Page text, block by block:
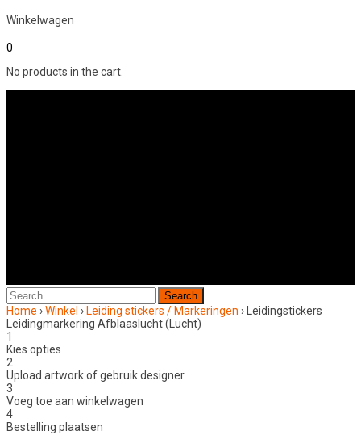
Winkelwagen
0
No products in the cart.
Search
for:
Home ›Winkel › Leiding stickers / Markeringen › Leidingstickers
Leidingmarkering Afblaaslucht (Lucht)
1
Kies opties
2
Upload artwork of gebruik designer
3
Voeg toe aan winkelwagen
4
Bestelling plaatsen